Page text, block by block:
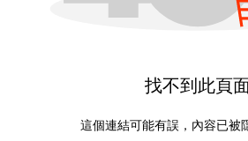
找不到此頁
這個連結可能有誤，內容已被